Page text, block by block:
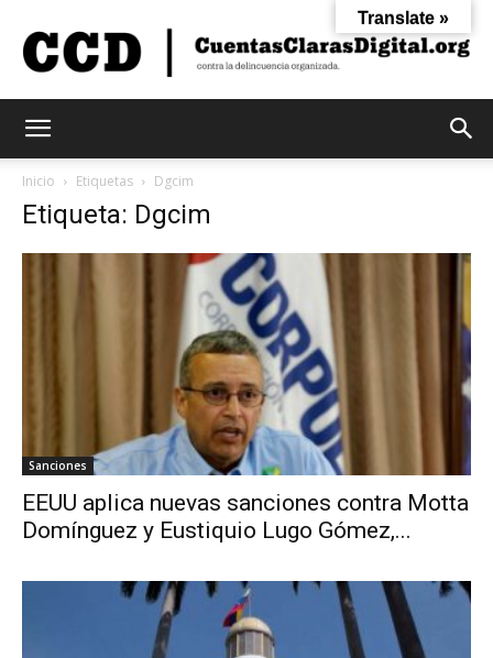
Digital
Inicio Etiquetas Dgcim
Etiqueta: Dgcim
Sanciones
EEUU aplica nuevas sanciones contra Motta
Domínguez y Eustiquio Lugo Gómez,...
Translate »